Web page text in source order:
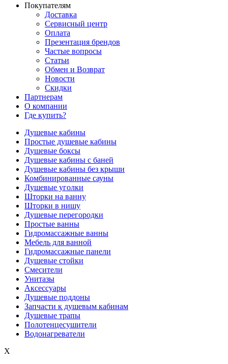
Покупателям
Доставка
Сервисный центр
Оплата
Презентация брендов
Частые вопросы
Статьи
Обмен и Возврат
Новости
Скидки
Партнерам
О компании
Где купить?
Душевые кабины
Простые душевые кабины
Душевые боксы
Душевые кабины с баней
Душевые кабины без крыши
Комбинированные сауны
Душевые уголки
Шторки на ванну
Шторки в нишу
Душевые перегородки
Простые ванны
Гидромассажные ванны
Мебель для ванной
Гидромассажные панели
Душевые стойки
Смесители
Унитазы
Аксессуары
Душевые поддоны
Запчасти к душевым кабинам
Душевые трапы
Полотенцесушители
Водонагреватели
X